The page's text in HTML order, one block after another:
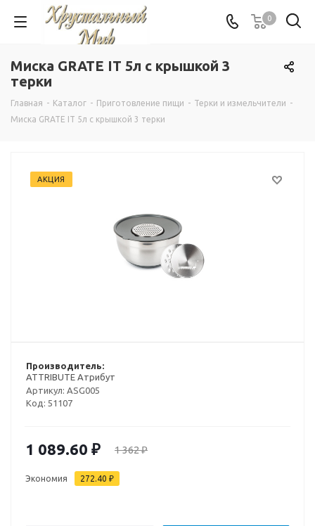
0
Миска GRATE IT 5л с крышкой 3
терки
Главная - Каталог - Приготовление пищи - Терки и измельчители -
Миска GRATE IT 5л с крышкой 3 терки
АКЦИЯ
Производитель:
ATTRIBUTE Атрибут
Артикул: ASG005
Код: 51107
1 089.60 ₽ 1 362₽
Экономия 272.40 ₽